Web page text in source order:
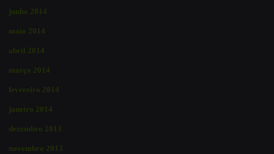
junho 2014
maio 2014
abril 2014
março 2014
fevereiro 2014
janeiro 2014
dezembro 2013
novembro 2013